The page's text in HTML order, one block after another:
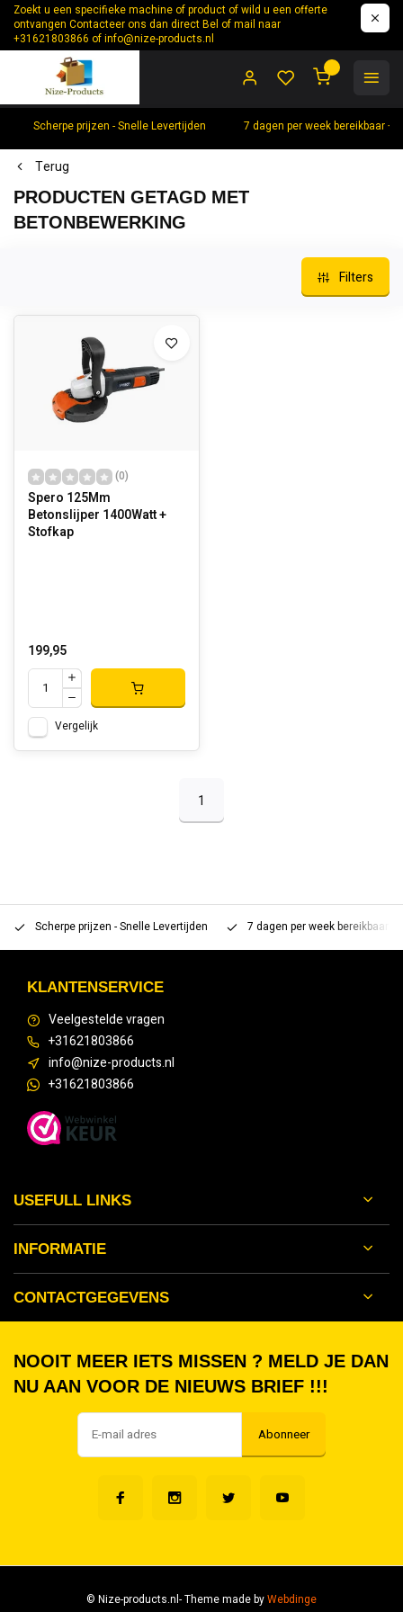
Zoekt u een specifieke machine of product of wild u een offerte
ontvangen Contacteer ons dan direct Bel of mail naar
+31621803866 ofinfo@nize-products.nl
Scherpe prijzen - Snelle Levertijden 7 dagen per week bereikbaar
Terug
PRODUCTEN GETAGD MET
BETONBEWERKING
Filters
(0)
Spero 125Mm
Betonslijper 1400Watt +
Stofkap
199,95
Vergelijk
1
Scherpe prijzen - Snelle Levertijden 7 dagen per week bereikbaar
KLANTENSERVICE
Veelgestelde vragen
+31621803866
info@nize-products.nl
+31621803866
USEFULL LINKS
INFORMATIE
CONTACTGEGEVENS
NOOIT MEER IETS MISSEN ? MELD JE DAN
NU AAN VOOR DE NIEUWS BRIEF !!!
Abonneer
© Nize-products.nl- Theme made byWebdinge